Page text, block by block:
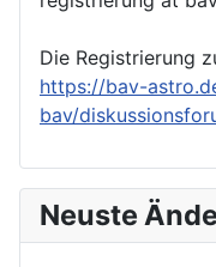
Die Registrierung
https://bav-
bav/
Neuste